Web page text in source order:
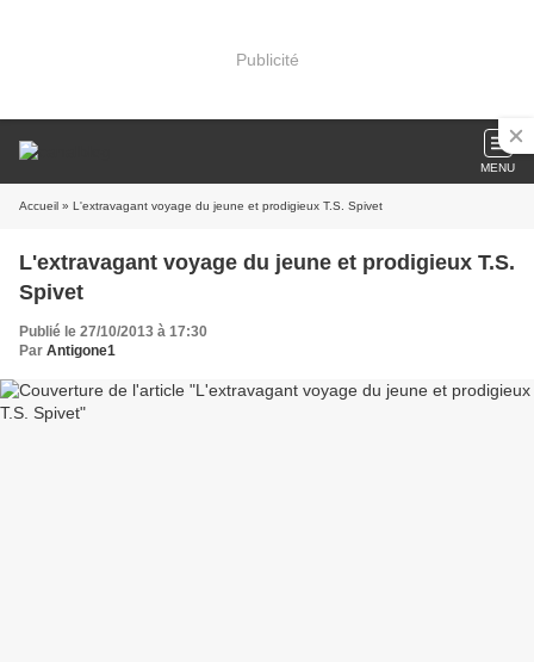
Publicité
MENU
Accueil » L'extravagant voyage du jeune et prodigieux T.S. Spivet
L'extravagant voyage du jeune et prodigieux T.S.
Spivet
Publié le 27/10/2013 à 17:30
Par Antigone1